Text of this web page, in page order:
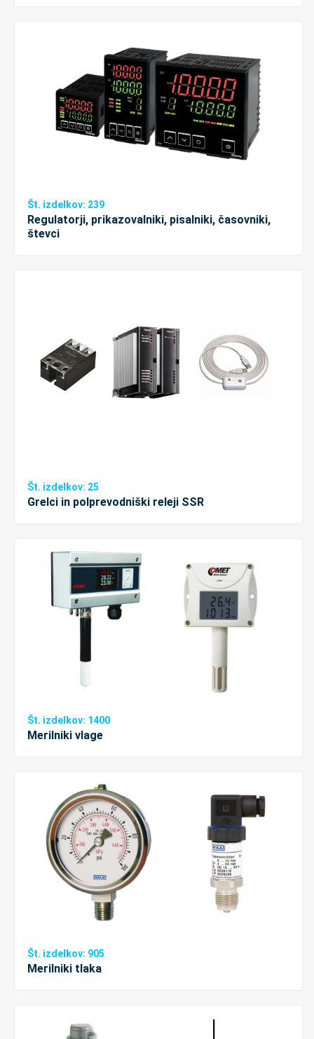
Št. izdelkov: 239
Regulatorji, prikazovalniki, pisalniki, časovniki,
števci
Št. izdelkov: 25
Grelci in polprevodniški releji SSR
Št. izdelkov: 1400
Merilniki vlage
Št. izdelkov: 905
Merilniki tlaka